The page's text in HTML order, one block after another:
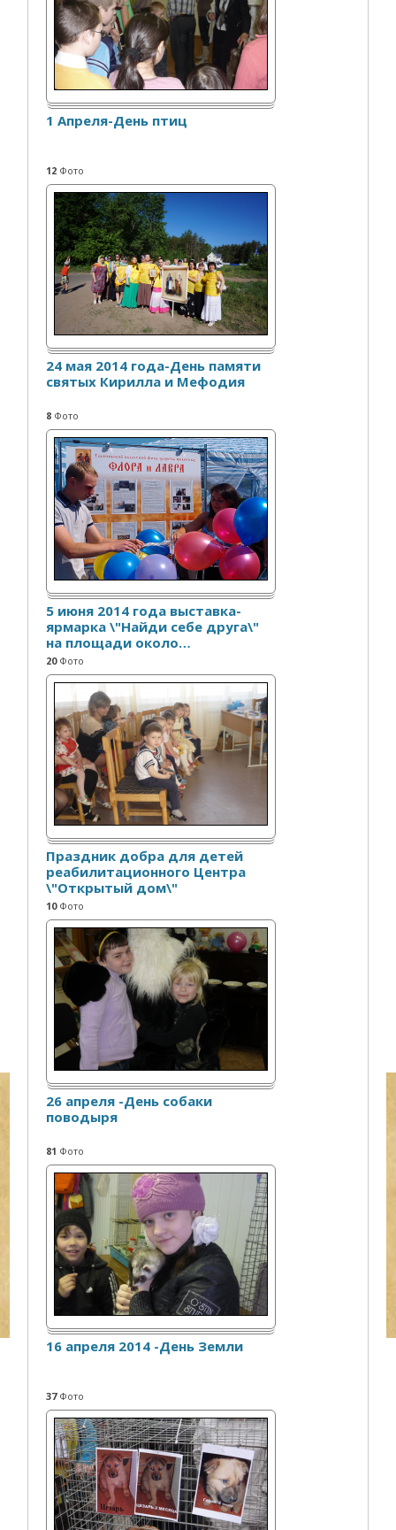
1 Апреля-День птиц
12 Фото
24 мая 2014 года-День памяти
святых Кирилла и Мефодия
8 Фото
5 июня 2014 года выставка-
ярмарка \"Найди себе друга\"
на площади около…
20Фото
Праздник добра для детей
реабилитационного Центра
\"Открытый дом\"
10Фото
26 апреля -День собаки
поводыря
81 Фото
16 апреля 2014 -День Земли
37Фото